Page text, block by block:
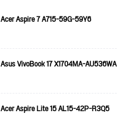
Acer Aspire 7 A715-59G-59Y6
Asus VivoBook 17 X1704MA-AU536WA
Acer Aspire Lite 15 AL15-42P-R3Q5